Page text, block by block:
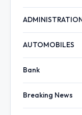
AUTOMOBILES
Bank
Breaking News